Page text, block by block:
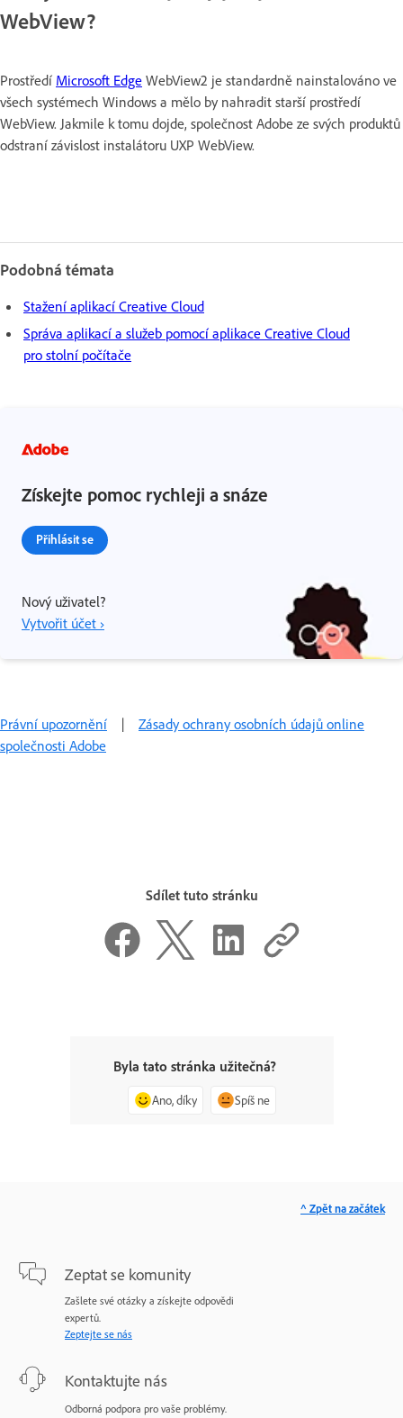
WebView?
Prostředí Microsoft Edge WebView2 je standardně nainstalováno ve
všech systémech Windows a mělo by nahradit starší prostředí
WebView. Jakmile k tomu dojde, společnost Adobe ze svých produktů
odstraní závislost instalátoru UXP WebView.
Podobná témata
Stažení aplikací Creative Cloud
Správa aplikací a služeb pomocí aplikace Creative Cloud
pro stolní počítače
Získejte pomoc rychleji a snáze
Přihlásit se
Nový uživatel?
Vytvořit účet ›
Právní upozornění | Zásady ochrany osobních údajů online
společnosti Adobe
Sdílet tuto stránku
Byla tato stránka užitečná?
Ano, díky Spíš ne
Zeptat se komunity
Zašlete své otázky a získejte odpovědi
expertů.
Zeptejte se nás
Kontaktujte nás
Odborná podpora pro vaše problémy.
^ Zpět na začátek